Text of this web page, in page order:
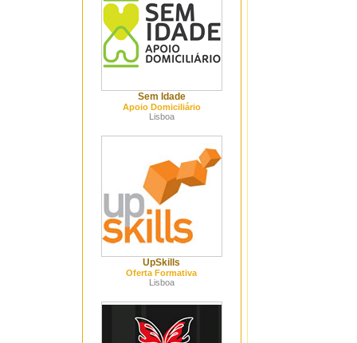
Sem Idade
Apoio Domiciliário
Lisboa
UpSkills
Oferta Formativa
Lisboa